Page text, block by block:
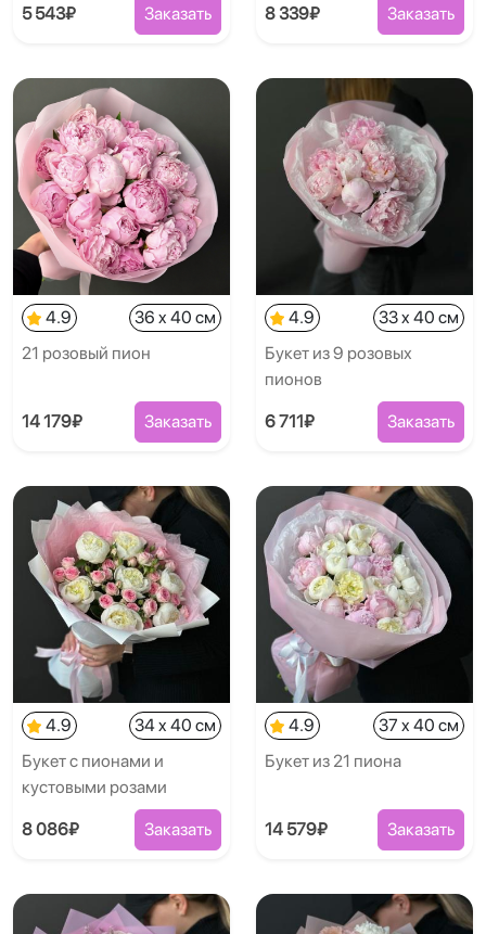
5 543₽ Заказать 8 339₽ Заказать
4.9
36 x 40 см
21 розовый пион
14 179₽ Заказать
4.9
33 x 40 см
Букет из 9 розовых
пионов
6 711₽ Заказать
4.9
34 x 40 см
Букет с пионами и
кустовыми розами
8 086₽ Заказать
4.9
37 x 40 см
Букет из 21 пиона
14 579₽ Заказать